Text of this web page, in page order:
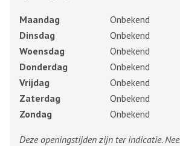
Maandag
Onbekend
Dinsdag
Onbekend
Woensdag
Onbekend
Donderdag
Onbekend
Vrijdag
Onbekend
Zaterdag
Onbekend
Zondag
Onbekend
Deze openingstijden zijn ter indicatie.